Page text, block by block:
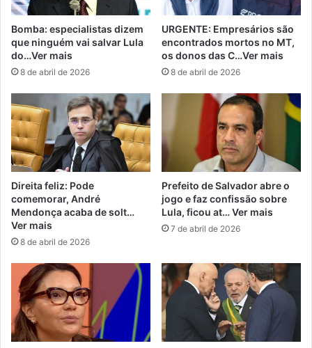
Bomba: especialistas dizem
que ninguém vai salvar Lula
do…Ver mais
8 de abril de 2026
URGENTE: Empresários são
encontrados mortos no MT,
os donos das C…Ver mais
8 de abril de 2026
Direita feliz: Pode
comemorar, André
Mendonça acaba de solt…
Ver mais
8 de abril de 2026
Prefeito de Salvador abre o
jogo e faz confissão sobre
Lula, ficou at… Ver mais
7 de abril de 2026